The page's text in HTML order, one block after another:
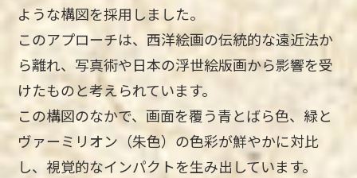
ような構図を採用しました。
このアプローチは、西洋絵画の伝統的な遠近法か
ら離れ、写真術や日本の浮世絵版画から影響を受
けたものと考えられています。
この構図のなかで、画面を覆う青とばら色、緑と
ヴァーミリオン（朱色）の色彩が鮮やかに対比
し、視覚的なインパクトを生み出しています。